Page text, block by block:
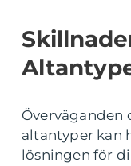
Överväganden
altantyper kan
lösningen för